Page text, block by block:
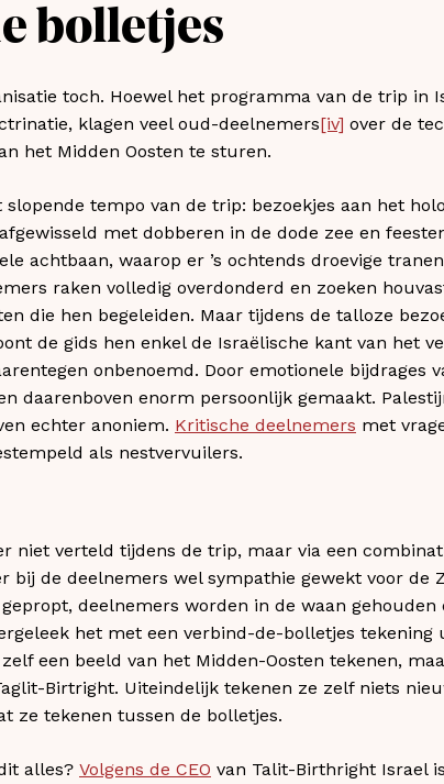
bolletjes
toch. Hoewel het programma van de trip in
klagen veel oud-deelnemers[iv] over de
het Midden Oosten te sturen.
slopende tempo van de trip: bezoekjes aan het
met dobberen in de dode zee en
achtbaan, waarop er ’s ochtends droevige
raken volledig overdonderd en zoeken
die hen begeleiden. Maar tijdens de talloze
de gids hen enkel de Israëlische kant van het
onbenoemd. Door emotionele bijdrages
daarenboven enorm persoonlijk gemaakt.
echter anoniem. Kritische deelnemers met
als nestvervuilers.
niet verteld tijdens de trip, maar via een
bij de deelnemers wel sympathie gewekt voor de
deelnemers worden in de waan
het met een verbind-de-bolletjes tekening
een beeld van het Midden-Oosten tekenen,
Birtright. Uiteindelijk tekenen ze zelf niets
ze tekenen tussen de bolletjes.
alles? Volgens de CEO van Talit-Birthright Israel